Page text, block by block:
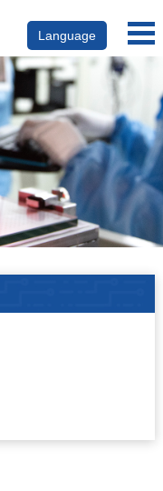
Language